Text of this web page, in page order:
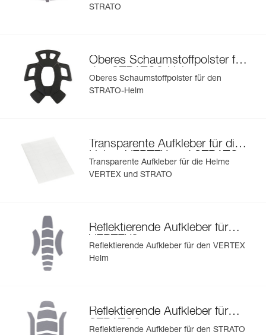
STRATO
Oberes Schaumstoffpolster für
den STRATO -Helm
Oberes Schaumstoffpolster für den
STRATO-Helm
Transparente Aufkleber für die
Helme VERTEX und STRATO
Transparente Aufkleber für die Helme
VERTEX und STRATO
Reflektierende Aufkleber für
VERTEX
Reflektierende Aufkleber für den VERTEX
Helm
Reflektierende Aufkleber für
STRATO
Reflektierende Aufkleber für den STRATO